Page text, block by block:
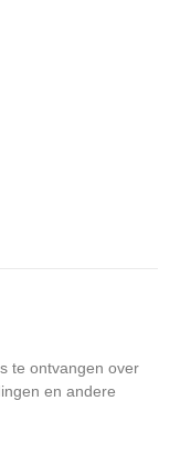
te ontvangen over
en andere